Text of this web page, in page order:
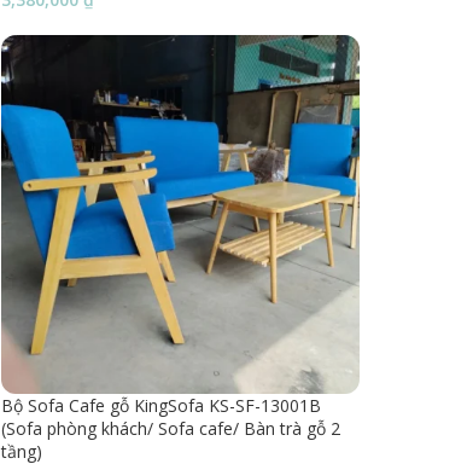
Bộ Sofa Cafe gỗ KingSofa KS-SF-13001B
(Sofa phòng khách/ Sofa cafe/ Bàn trà gỗ 2
tầng)